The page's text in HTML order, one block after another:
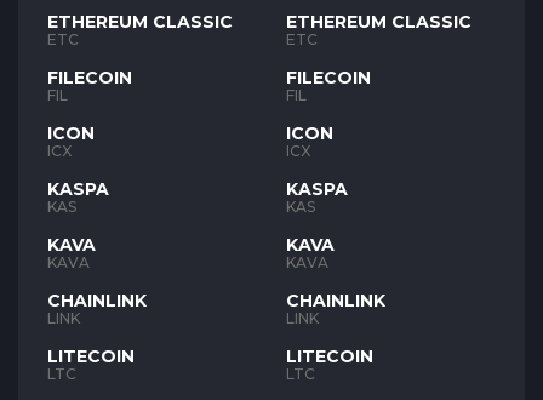
ETHEREUM CLASSIC
ETC
FILECOIN
FIL
ICON
ICX
KASPA
KAS
KAVA
KAVA
CHAINLINK
LINK
LITECOIN
LTC
ETHEREUM CLASSIC
ETC
FILECOIN
FIL
ICON
ICX
KASPA
KAS
KAVA
KAVA
CHAINLINK
LINK
LITECOIN
LTC